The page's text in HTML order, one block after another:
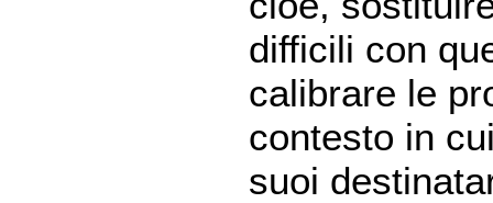
difficili con
calibrare le
contesto in
suoi